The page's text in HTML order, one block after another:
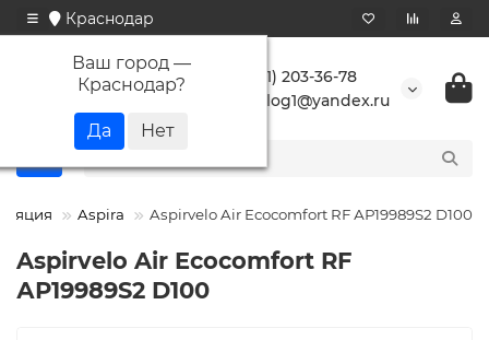
Краснодар
Ваш город —
Краснодар?
+7 (861) 203-36-78
buranlog1@yandex.ru
Aspira Aspirvelo Air Ecocomfort RF АР19989S2 D100
Aspirvelo Air Ecocomfort RF
АР19989S2 D100